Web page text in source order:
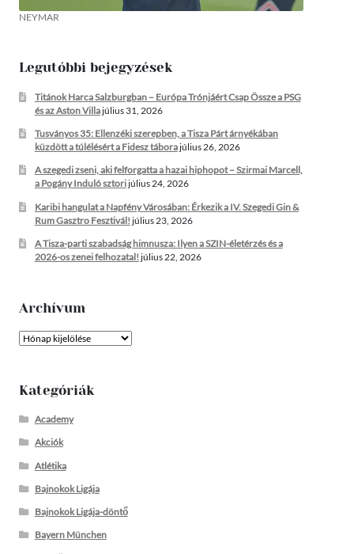
NEYMAR
Legutóbbi bejegyzések
Titánok Harca Salzburgban – Európa Trónjáért Csap Össze a PSG
és az Aston Villajúlius 31, 2026
Tusványos 35: Ellenzéki szerepben, a Tisza Párt árnyékában
küzdött a túlélésért a Fidesz táborajúlius 26, 2026
A szegedi zseni, aki felforgatta a hazai hiphopot – Szirmai Marcell,
a Pogány Induló sztorijúlius 24, 2026
Karibi hangulat a Napfény Városában: Érkezik a IV. Szegedi Gin &
Rum Gasztro Fesztivál! július 23, 2026
A Tisza-parti szabadság himnusza: Ilyen a SZIN-életérzés és a
2026-os zenei felhozatal! július 22, 2026
Archívum
Archívum
Kategóriák
Academy
Akciók
Atlétika
Bajnokok Ligája
Bajnokok Ligája-döntő
Bayern München